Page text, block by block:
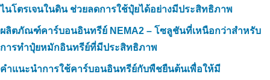
ไนโตรเจนในดิน ช่วยลดการใช้ปุ๋ยได้อย่างมีประสิทธิภาพ
ผลิตภัณฑ์คาร์บอนอินทรีย์ NEMA2 – โซลูชันที่เหนือกว่าสำหรับ
การทำปุ๋ยหมักอินทรีย์ที่มีประสิทธิภาพ
คำแนะนำการใช้คาร์บอนอินทรีย์กับพืชยืนต้นเพื่อให้มี